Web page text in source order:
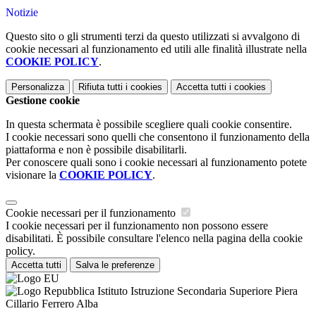
Notizie
Questo sito o gli strumenti terzi da questo utilizzati si avvalgono di
cookie necessari al funzionamento ed utili alle finalità illustrate nella
COOKIE POLICY.
Personalizza Rifiuta tutti i cookies Accetta tutti i cookies
Gestione cookie
In questa schermata è possibile scegliere quali cookie consentire.
I cookie necessari sono quelli che consentono il funzionamento della
piattaforma e non è possibile disabilitarli.
Per conoscere quali sono i cookie necessari al funzionamento potete
visionare la COOKIE POLICY.
Cookie necessari per il funzionamento
I cookie necessari per il funzionamento non possono essere
disabilitati. È possibile consultare l'elenco nella pagina della cookie
policy.
Accetta tutti Salva le preferenze
Istituto Istruzione Secondaria Superiore Piera
Cillario Ferrero Alba